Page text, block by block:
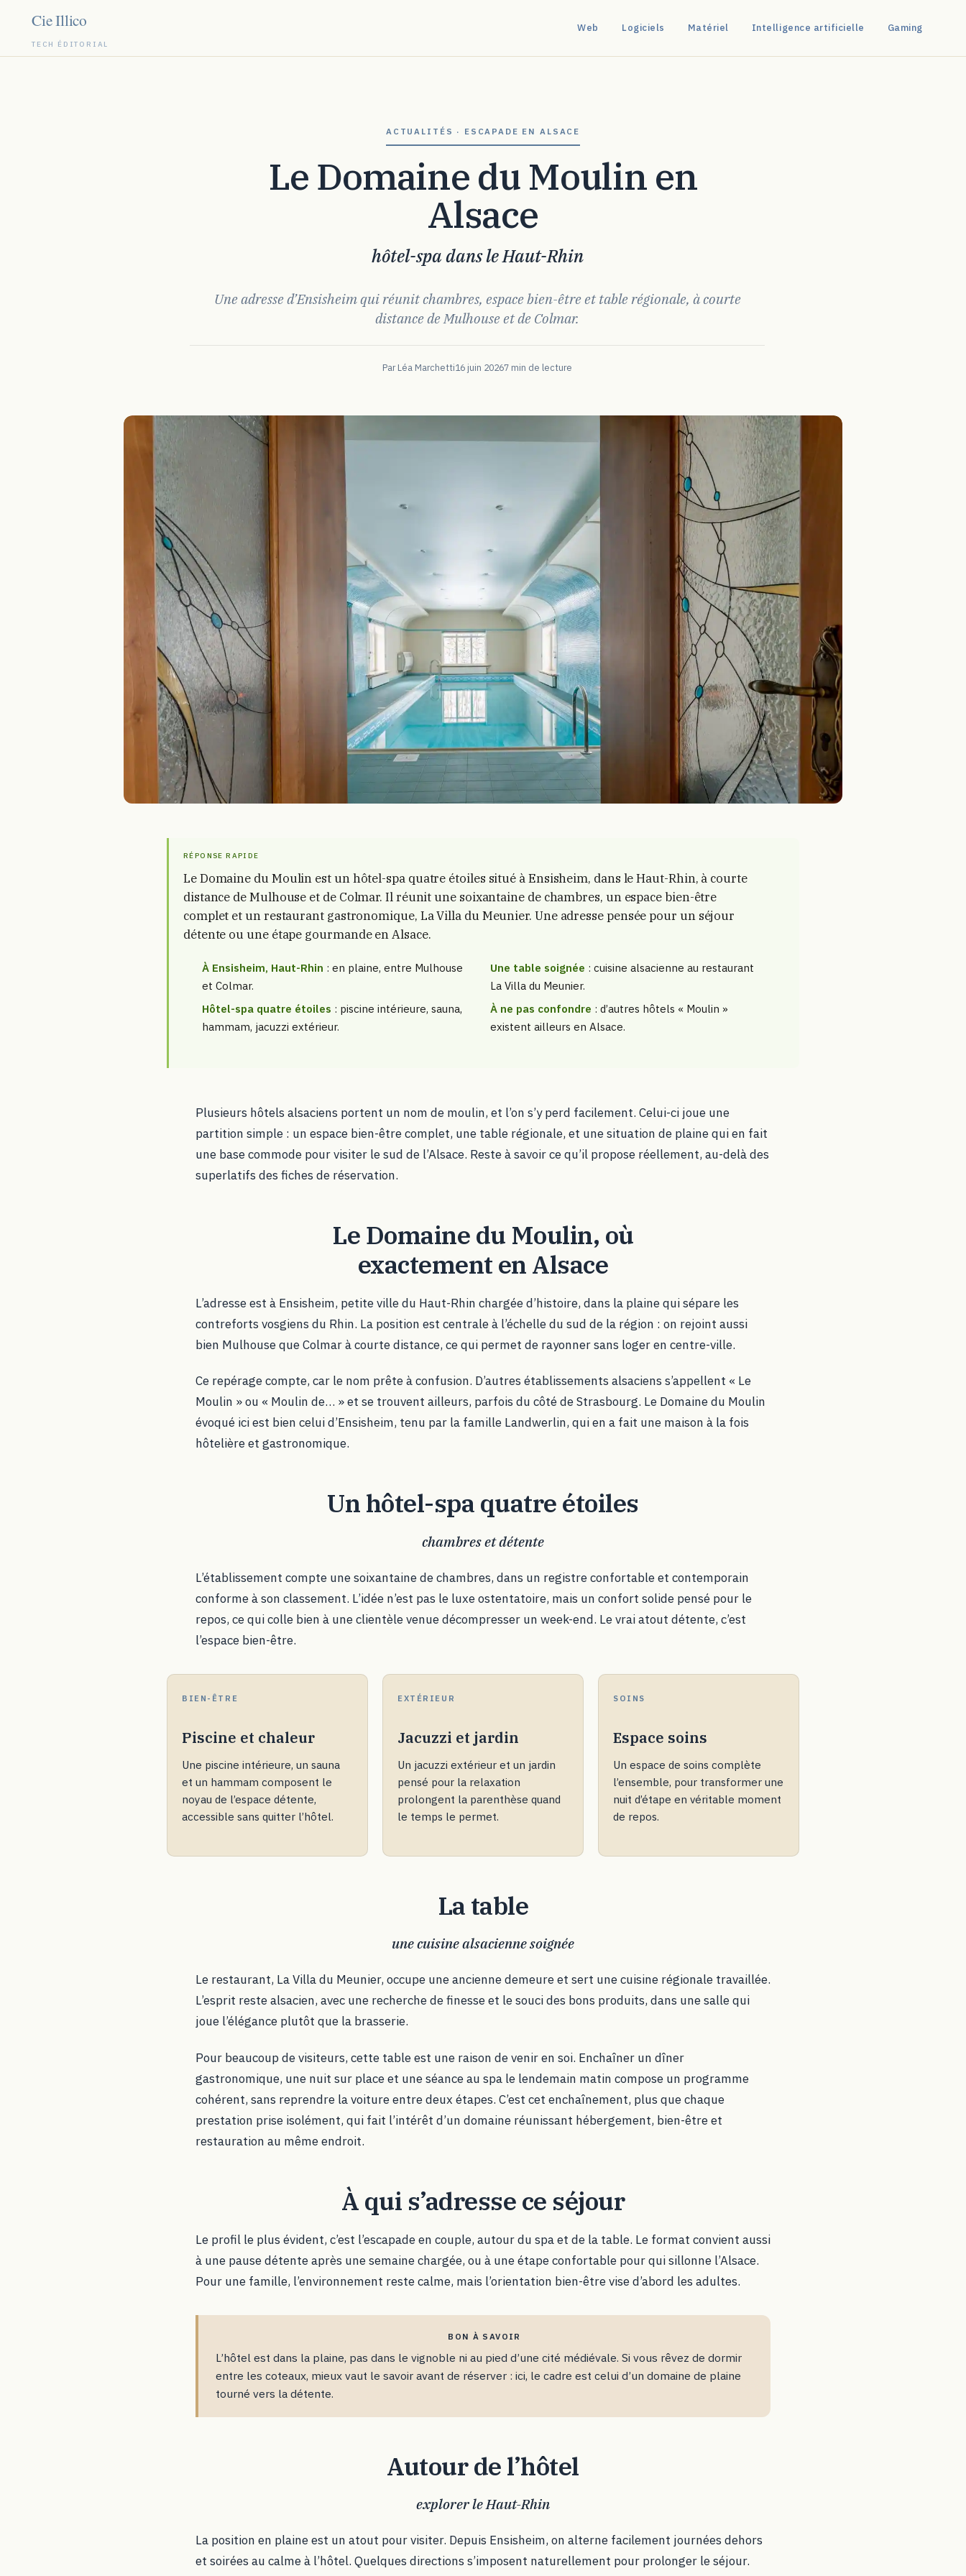
TECH ÉDITORIAL
Web Logiciels Matériel Intelligence artificielle Gaming
ACTUALITÉS · ESCAPADE EN ALSACE
Le Domaine du Moulin en
Alsace
hôtel-spa dans le Haut-Rhin
Une adresse d’Ensisheim qui réunit chambres, espace bien-être et table régionale, à courte
distance de Mulhouse et de Colmar.
Par Léa Marchetti16 juin 20267 min de lecture
RÉPONSE RAPIDE
Le Domaine du Moulin est un hôtel-spa quatre étoiles situé à Ensisheim, dans le Haut-Rhin, à courte
distance de Mulhouse et de Colmar. Il réunit une soixantaine de chambres, un espace bien-être
complet et un restaurant gastronomique, La Villa du Meunier. Une adresse pensée pour un séjour
détente ou une étape gourmande en Alsace.
À Ensisheim, Haut-Rhin : en plaine, entre Mulhouse
et Colmar.
Hôtel-spa quatre étoiles : piscine intérieure, sauna,
hammam, jacuzzi extérieur.
Une table soignée : cuisine alsacienne au restaurant
La Villa du Meunier.
À ne pas confondre : d’autres hôtels « Moulin »
existent ailleurs en Alsace.
Plusieurs hôtels alsaciens portent un nom de moulin, et l’on s’y perd facilement. Celui-ci joue une
partition simple : un espace bien-être complet, une table régionale, et une situation de plaine qui en fait
une base commode pour visiter le sud de l’Alsace. Reste à savoir ce qu’il propose réellement, au-delà des
superlatifs des fiches de réservation.
Le Domaine du Moulin, où
exactement en Alsace
L’adresse est à Ensisheim, petite ville du Haut-Rhin chargée d’histoire, dans la plaine qui sépare les
contreforts vosgiens du Rhin. La position est centrale à l’échelle du sud de la région : on rejoint aussi
bien Mulhouse que Colmar à courte distance, ce qui permet de rayonner sans loger en centre-ville.
Ce repérage compte, car le nom prête à confusion. D’autres établissements alsaciens s’appellent « Le
Moulin » ou « Moulin de… » et se trouvent ailleurs, parfois du côté de Strasbourg. Le Domaine du Moulin
évoqué ici est bien celui d’Ensisheim, tenu par la famille Landwerlin, qui en a fait une maison à la fois
hôtelière et gastronomique.
Un hôtel-spa quatre étoiles
chambres et détente
L’établissement compte une soixantaine de chambres, dans un registre confortable et contemporain
conforme à son classement. L’idée n’est pas le luxe ostentatoire, mais un confort solide pensé pour le
repos, ce qui colle bien à une clientèle venue décompresser un week-end. Le vrai atout détente, c’est
l’espace bien-être.
BIEN-ÊTRE
Piscine et chaleur
Une piscine intérieure, un sauna
et un hammam composent le
noyau de l’espace détente,
accessible sans quitter l’hôtel.
EXTÉRIEUR
Jacuzzi et jardin
Un jacuzzi extérieur et un jardin
pensé pour la relaxation
prolongent la parenthèse quand
le temps le permet.
SOINS
Espace soins
Un espace de soins complète
l’ensemble, pour transformer une
nuit d’étape en véritable moment
de repos.
La table
une cuisine alsacienne soignée
Le restaurant, La Villa du Meunier, occupe une ancienne demeure et sert une cuisine régionale travaillée.
L’esprit reste alsacien, avec une recherche de finesse et le souci des bons produits, dans une salle qui
joue l’élégance plutôt que la brasserie.
Pour beaucoup de visiteurs, cette table est une raison de venir en soi. Enchaîner un dîner
gastronomique, une nuit sur place et une séance au spa le lendemain matin compose un programme
cohérent, sans reprendre la voiture entre deux étapes. C’est cet enchaînement, plus que chaque
prestation prise isolément, qui fait l’intérêt d’un domaine réunissant hébergement, bien-être et
restauration au même endroit.
À qui s’adresse ce séjour
Le profil le plus évident, c’est l’escapade en couple, autour du spa et de la table. Le format convient aussi
à une pause détente après une semaine chargée, ou à une étape confortable pour qui sillonne l’Alsace.
Pour une famille, l’environnement reste calme, mais l’orientation bien-être vise d’abord les adultes.
BON À SAVOIR
L’hôtel est dans la plaine, pas dans le vignoble ni au pied d’une cité médiévale. Si vous rêvez de dormir
entre les coteaux, mieux vaut le savoir avant de réserver : ici, le cadre est celui d’un domaine de plaine
tourné vers la détente.
Autour de l’hôtel
explorer le Haut-Rhin
La position en plaine est un atout pour visiter. Depuis Ensisheim, on alterne facilement journées dehors
et soirées au calme à l’hôtel. Quelques directions s’imposent naturellement pour prolonger le séjour.